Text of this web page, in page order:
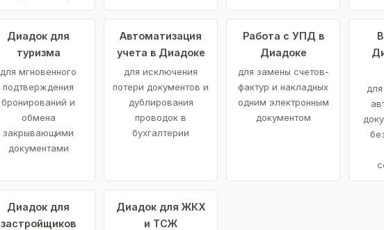
Диадок для
туризма
для мгновенного
подтверждения
бронирований и
обмена
закрывающими
документами
Автоматизация
учета в Диадоке
для исключения
потери документов и
дублирования
проводок в
бухгалтерии
Работа с УПД в
Диадоке
для замены счетов-
фактур и накладных
одним электронным
документом
Диадок для
застройщиков
Диадок для ЖКХ
и ТСЖ